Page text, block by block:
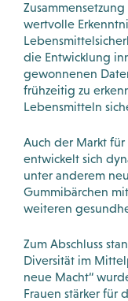
wertvolle
die Entwicklung
gewonnenen
frühzeitig zu
Lebensmitteln
Auch der Markt
entwickelt sich
unter anderem
Gummibärchen
weiteren
Zum Abschluss
Diversität im
neue Macht“
Frauen stärker für